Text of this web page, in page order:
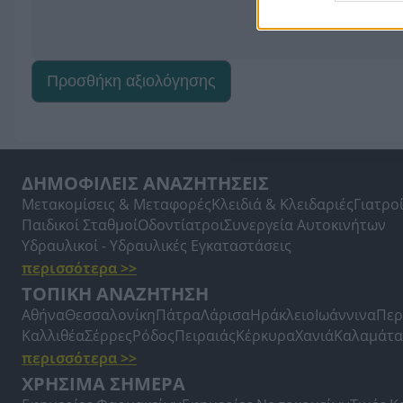
Προσθήκη αξιολόγησης
ΔΗΜΟΦΙΛΕΙΣ ΑΝΑΖΗΤΗΣΕΙΣ
Μετακομίσεις & ΜεταφορέςΚλειδιά & ΚλειδαριέςΓιατροί
Παιδικοί ΣταθμοίΟδοντίατροιΣυνεργεία Αυτοκινήτων
Υδραυλικοί - Υδραυλικές Εγκαταστάσεις
περισσότερα >>
ΤΟΠΙΚΗ ΑΝΑΖΗΤΗΣΗ
ΑθήναΘεσσαλονίκηΠάτραΛάρισαΗράκλειοΙωάννινα
ΚαλλιθέαΣέρρεςΡόδοςΠειραιάςΚέρκυραΧανιάΚαλαμάτα
περισσότερα >>
ΧΡΗΣΙΜΑ ΣΗΜΕΡΑ